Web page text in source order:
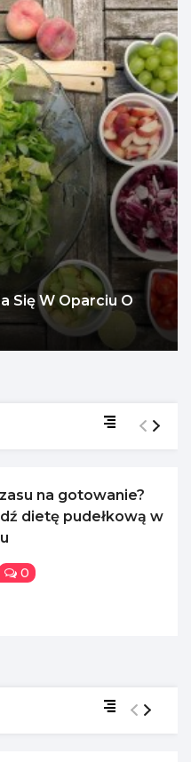
Się W Oparciu O
na gotowanie?
dietę pudełkową w
0